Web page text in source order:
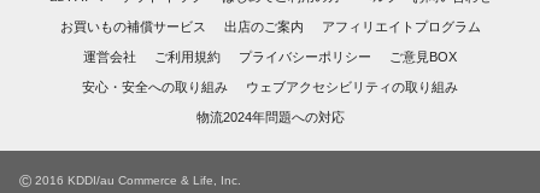
お買いもの補償サービス 出店のご案内 アフィリエイトプログラム
運営会社 ご利用規約 プライバシーポリシー ご意見BOX
安心・安全への取り組み ウェブアクセシビリティの取り組み
物流2024年問題への対応
© 2016 KDDI/au Commerce & Life, Inc.